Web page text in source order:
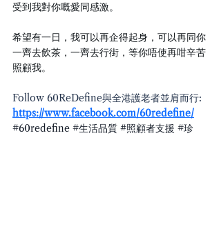
受到我對你嘅愛同感激。
希望有一日，我可以再企得起身，可以再同你
一齊去飲茶，一齊去行街，等你唔使再咁辛苦
照顧我。
Follow 60ReDefine與全港護老者並肩而行:
https://www.facebook.com/60redefine/
#60redefine #生活品質 #照顧者支援 #珍